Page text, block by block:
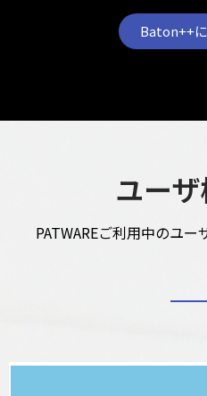
Baton++
ユー
PATWAREご利用中のユー